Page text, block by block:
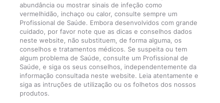
abundância ou mostrar sinais de infeção como
vermelhidão, inchaço ou calor, consulte sempre um
Profissional de Saúde. Embora desenvolvidos com grande
cuidado, por favor note que as dicas e conselhos dados
neste website, não substituem, de forma alguma, os
conselhos e tratamentos médicos. Se suspeita ou tem
algum problema de Saúde, consulte um Profissional de
Saúde, e siga os seus conselhos, independentemente da
informação consultada neste website. Leia atentamente e
siga as intruções de utilização ou os folhetos dos nossos
produtos.